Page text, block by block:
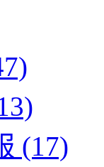
(17)